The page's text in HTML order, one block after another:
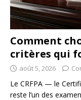
Comment
critères qui
août 5, 2026
Le CRFPA — le
reste l’un des